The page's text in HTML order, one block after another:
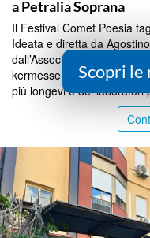
a Petralia Soprana
Il Festival Comet Poesia
Ideata e diretta da
dall’Associazione
kermesse poetico-
più longevi e dei laboratori
Scopri